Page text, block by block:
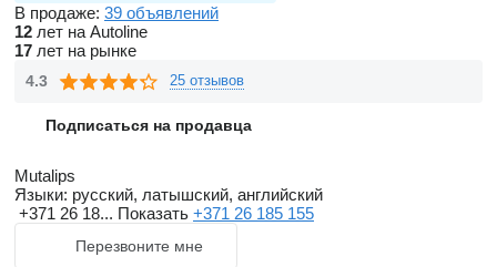
В продаже: 39 объявлений
12 лет на Autoline
17 лет на рынке
4.3 25 отзывов
Подписаться на продавца
Mutalips
Языки: русский, латышский, английский
+371 26 18... Показать +371 26 185 155
Перезвоните мне